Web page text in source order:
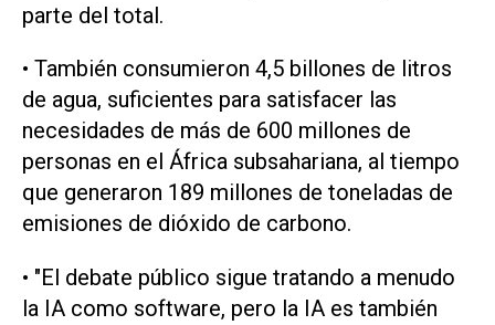
parte del total.
• También consumieron 4,5 billones de litros
de agua, suficientes para satisfacer las
necesidades de más ⁠de 600 millones de
personas en el África subsahariana, ​al tiempo
que generaron 189 millones de toneladas ‌de
emisiones de dióxido de carbono.
• "El ‌debate público sigue tratando a menudo
la IA como software, ⁠pero la IA es también